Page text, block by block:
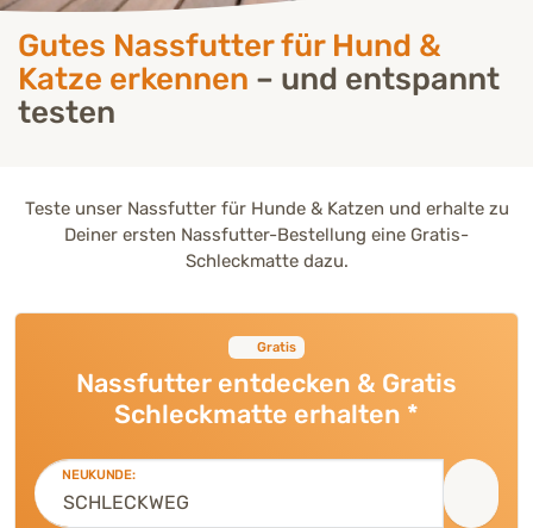
Gutes Nassfutter für Hund &
Katze erkennen – und entspannt
testen
Teste unser Nassfutter für Hunde & Katzen und erhalte zu
Deiner ersten Nassfutter-Bestellung eine Gratis-
Schleckmatte dazu.
Gratis
Nassfutter entdecken & Gratis
Schleckmatte erhalten *
NEUKUNDE: